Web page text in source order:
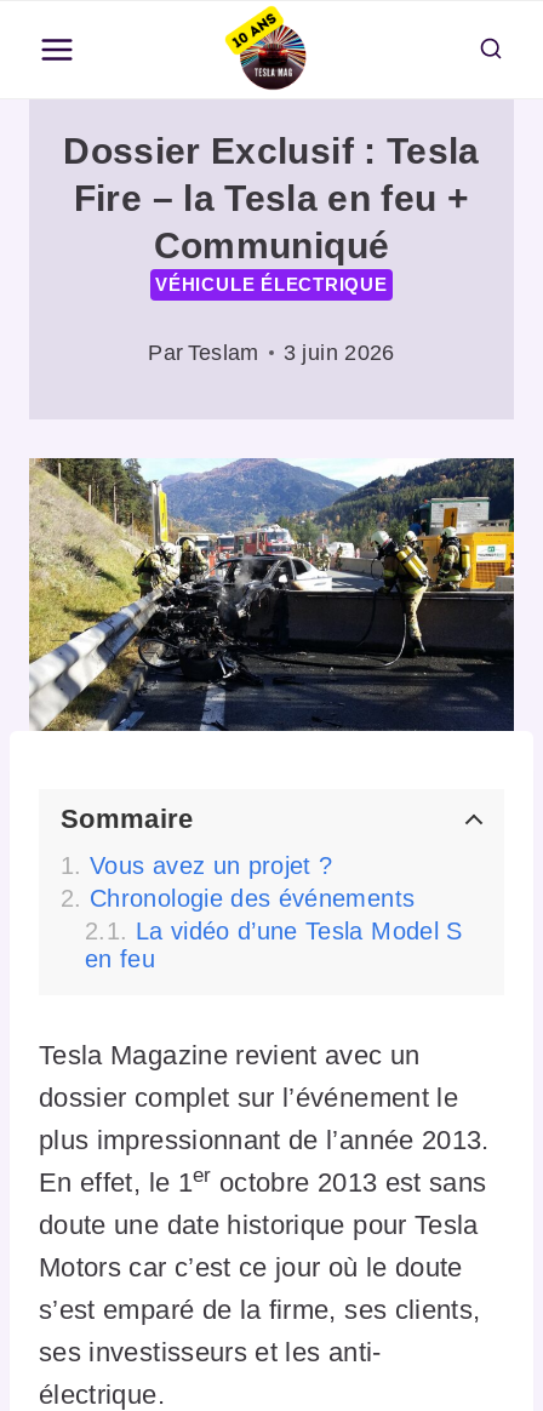
contenu
Dossier Exclusif : Tesla
Fire – la Tesla en feu +
Communiqué
VÉHICULE ÉLECTRIQUE
Par Teslam 3 juin 2026
Sommaire
Vous avez un projet ?
Chronologie des événements
La vidéo d’une Tesla Model S
en feu
Tesla Magazine revient avec un
dossier complet sur l’événement le
plus impressionnant de l’année 2013.
En effet, le 1er octobre 2013 est sans
doute une date historique pour Tesla
Motors car c’est ce jour où le doute
s’est emparé de la firme, ses clients,
ses investisseurs et les anti-
électrique.